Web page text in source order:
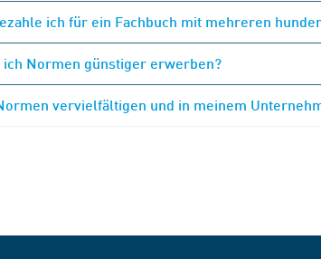
ich für ein Fachbuch mit mehreren
ich Normen günstiger erwerben?
vervielfältigen und in meinem